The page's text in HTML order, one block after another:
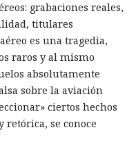
grabaciones reales,
titulares
es una tragedia,
raros y al mismo
absolutamente
sobre la aviación
ciertos hechos
retórica, se conoce